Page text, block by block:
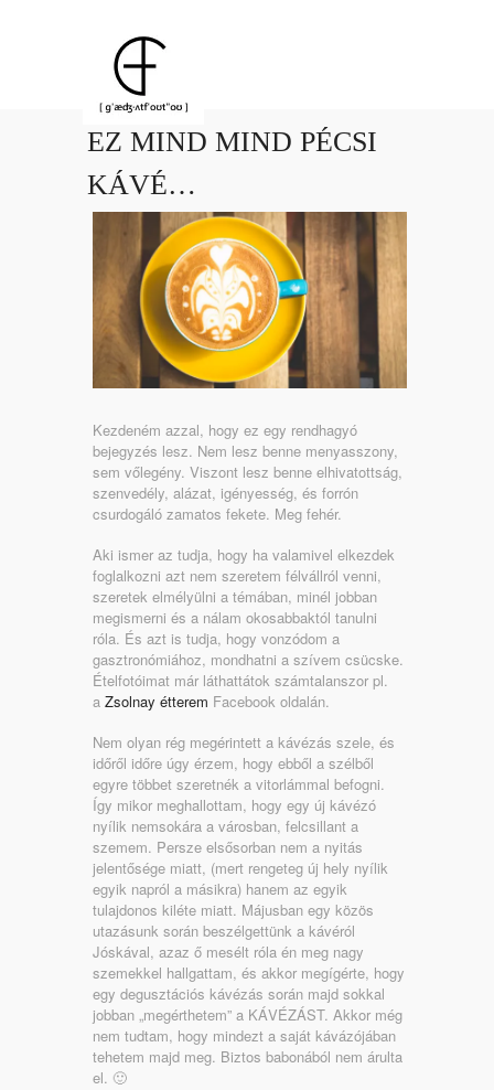
EZ MIND MIND PÉCSI
KÁVÉ…
Kezdeném azzal, hogy ez egy rendhagyó
bejegyzés lesz. Nem lesz benne menyasszony,
sem vőlegény. Viszont lesz benne elhivatottság,
szenvedély, alázat, igényesség, és forrón
csurdogáló zamatos fekete. Meg fehér.
Aki ismer az tudja, hogy ha valamivel elkezdek
foglalkozni azt nem szeretem félvállról venni,
szeretek elmélyülni a témában, minél jobban
megismerni és a nálam okosabbaktól tanulni
róla. És azt is tudja, hogy vonzódom a
gasztronómiához, mondhatni a szívem csücske.
Ételfotóimat már láthattátok számtalanszor pl.
a Zsolnay étterem Facebook oldalán.
Nem olyan rég megérintett a kávézás szele, és
időről időre úgy érzem, hogy ebből a szélből
egyre többet szeretnék a vitorlámmal befogni.
Így mikor meghallottam, hogy egy új kávézó
nyílik nemsokára a városban, felcsillant a
szemem. Persze elsősorban nem a nyitás
jelentősége miatt, (mert rengeteg új hely nyílik
egyik napról a másikra) hanem az egyik
tulajdonos kiléte miatt. Májusban egy közös
utazásunk során beszélgettünk a kávéról
Jóskával, azaz ő mesélt róla én meg nagy
szemekkel hallgattam, és akkor megígérte, hogy
egy degusztációs kávézás során majd sokkal
jobban „megérthetem” a KÁVÉZÁST. Akkor még
nem tudtam, hogy mindezt a saját kávázójában
tehetem majd meg. Biztos babonából nem árulta
el. 🙂